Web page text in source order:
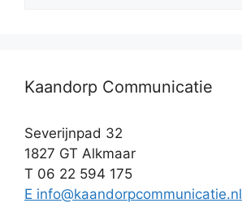
Kaandorp Communicatie
Severijnpad 32
1827 GT Alkmaar
T 06 22 594 175
E info@kaandorpcommunicatie.nl